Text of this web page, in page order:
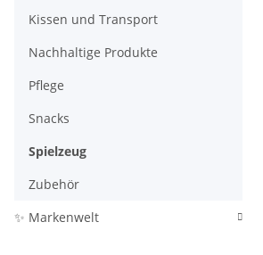
Kissen und Transport
Nachhaltige Produkte
Pflege
Snacks
Spielzeug
Zubehör
✨ Markenwelt